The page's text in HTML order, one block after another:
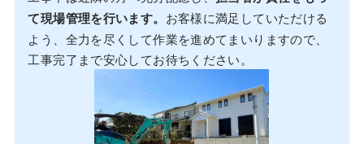
て現場管理を行います。 お客様に満足していただける
よう、全力を尽くして作業を進めてまいりますので、
工事完了まで安心してお待ちください。